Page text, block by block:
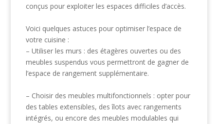
conçus pour exploiter les espaces difficiles d’accès.
Voici quelques astuces pour optimiser l’espace de
votre cuisine :
– Utiliser les murs : des étagères ouvertes ou des
meubles suspendus vous permettront de gagner de
l’espace de rangement supplémentaire.
– Choisir des meubles multifonctionnels : opter pour
des tables extensibles, des îlots avec rangements
intégrés, ou encore des meubles modulables qui